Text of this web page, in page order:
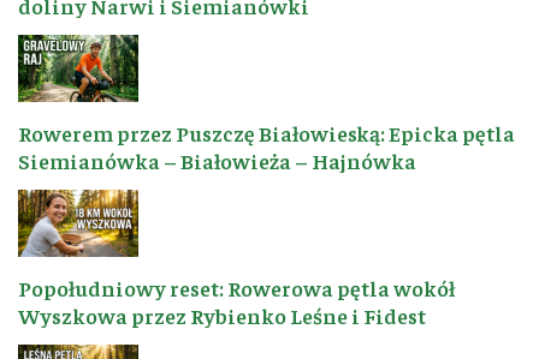
Rowerem przez Puszczę Białowieską: Epicka pętla
Siemianówka – Białowieża – Hajnówka
Popołudniowy reset: Rowerowa pętla wokół
Wyszkowa przez Rybienko Leśne i Fidest